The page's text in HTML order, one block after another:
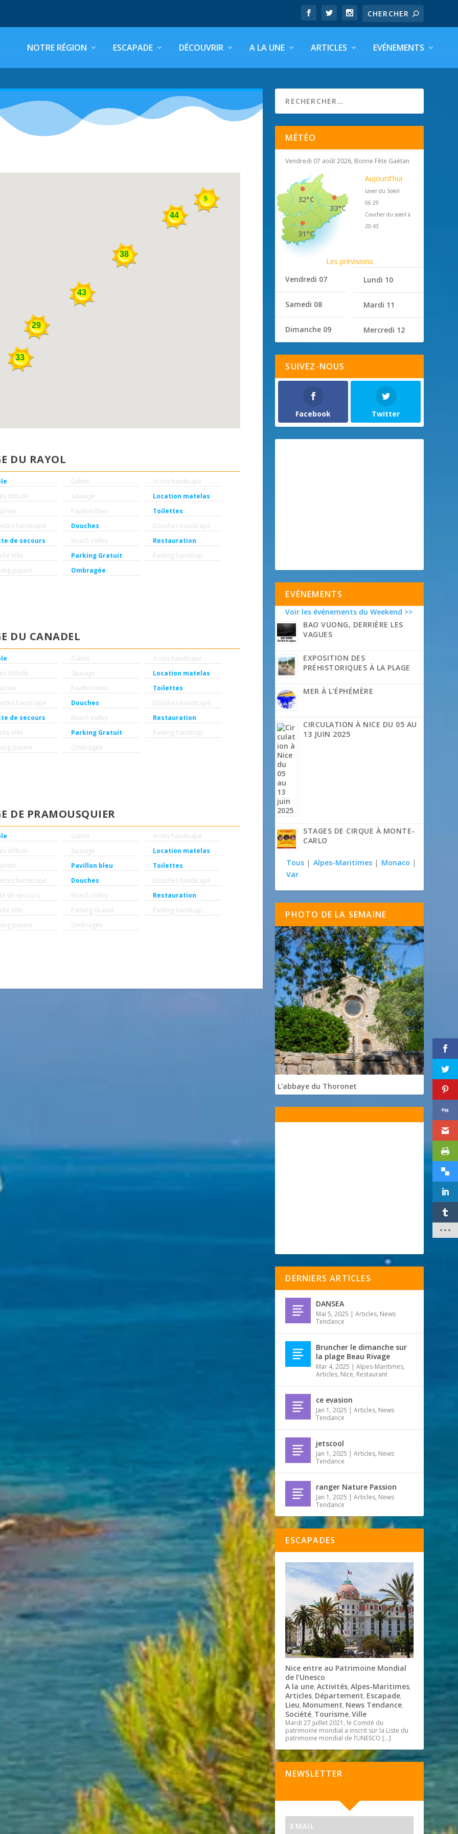
NOTRE RÉGION ESCAPADE DÉCOUVRIR A LA UNE ARTICLES EVÉNEMENTS
44
38
5
43
33
29
DU RAYOL
Galets
Accès handicapé
difficile
Sauvage
Location matelas
Pavillon bleu
Toilettes
handicapé
Douches
Douches handicapé
de secours
Beach Volley
Restauration
Ville
Parking Gratuit
Parking handicap
payant
Ombragée
DU CANADEL
Galets
Accès handicapé
difficile
Sauvage
Location matelas
Pavillon bleu
Toilettes
handicapé
Douches
Douches handicapé
de secours
Beach Volley
Restauration
Ville
Parking Gratuit
Parking handicap
payant
Ombragée
DE PRAMOUSQUIER
Galets
Accès handicapé
difficile
Sauvage
Location matelas
Pavillon bleu
Toilettes
handicapé
Douches
Douches handicapé
de secours
Beach Volley
Restauration
Ville
Parking Gratuit
Parking handicap
payant
Ombragée
MÉTÉO
Vendredi 07 août 2026, Bonne Fête Gaétan
33°C
32°C
31°C
Aujourd'hui
Lever du Soleil
06:29
Coucher du soleil à
20:43
Les prévisions
Vendredi 07
Samedi 08
Dimanche 09
Lundi 10
Mardi 11
Mercredi 12
SUIVEZ-NOUS
Facebook Twitter
EVÉNEMENTS
Voir les événements du Weekend >>
BAO VUONG, DERRIÈRE LES
VAGUES
EXPOSITION DES
PRÉHISTORIQUES À LA PLAGE
MER À L’ÉPHÉMÈRE
CIRCULATION À NICE DU 05 AU
13 JUIN 2025
STAGES DE CIRQUE À MONTE-
CARLO
Tous | Alpes-Maritimes | Monaco |
Var
PHOTO DE LA SEMAINE
L'abbaye du Thoronet
DERNIERS ARTICLES
DANSEA
Mai 5, 2025 |Articles, News
Tendance
Bruncher le dimanche sur
la plage Beau Rivage
Mar 4, 2025 |Alpes-Maritimes,
Articles, Nice, Restaurant
ce evasion
Jan 1, 2025 |Articles, News
Tendance
jetscool
Jan 1, 2025 |Articles, News
Tendance
ranger Nature Passion
Jan 1, 2025 |Articles, News
Tendance
ESCAPADES
Nice entre au Patrimoine Mondial
de l’Unesco
A la une,Activités,Alpes-Maritimes,
Articles, Département, Escapade,
Lieu, Monument, News Tendance,
Société, Tourisme,Ville
Mardi 27 juillet 2021, le Comité du
patrimoine mondial a inscrit sur la Liste du
patrimoine mondial de l’UNESCO […]
NEWSLETTER